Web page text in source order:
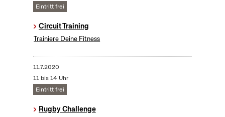
Eintritt frei
Circuit Training
Trainiere Deine Fitness
11.7.2020
11 bis 14 Uhr
Eintritt frei
Rugby Challenge